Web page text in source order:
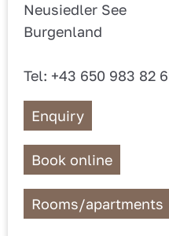
Neusiedler See
Burgenland
Tel: +43 650 983 82
Enquiry
Book online
Rooms/apartments